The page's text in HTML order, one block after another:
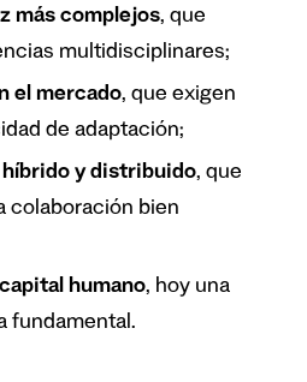
más complejos, que
multidisciplinares;
el mercado, que exigen
de adaptación;
y distribuido, que
colaboración bien
humano, hoy una
fundamental.